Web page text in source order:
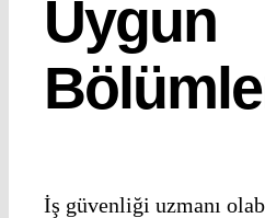
Uygun
İş güvenliği uzmanı